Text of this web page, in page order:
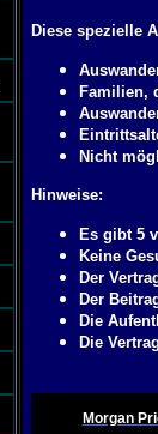
Diese spezielle
Familien,
Nicht
Hinweise:
Es gibt 5
Keine
Der
Der
Die
Die
Morgan